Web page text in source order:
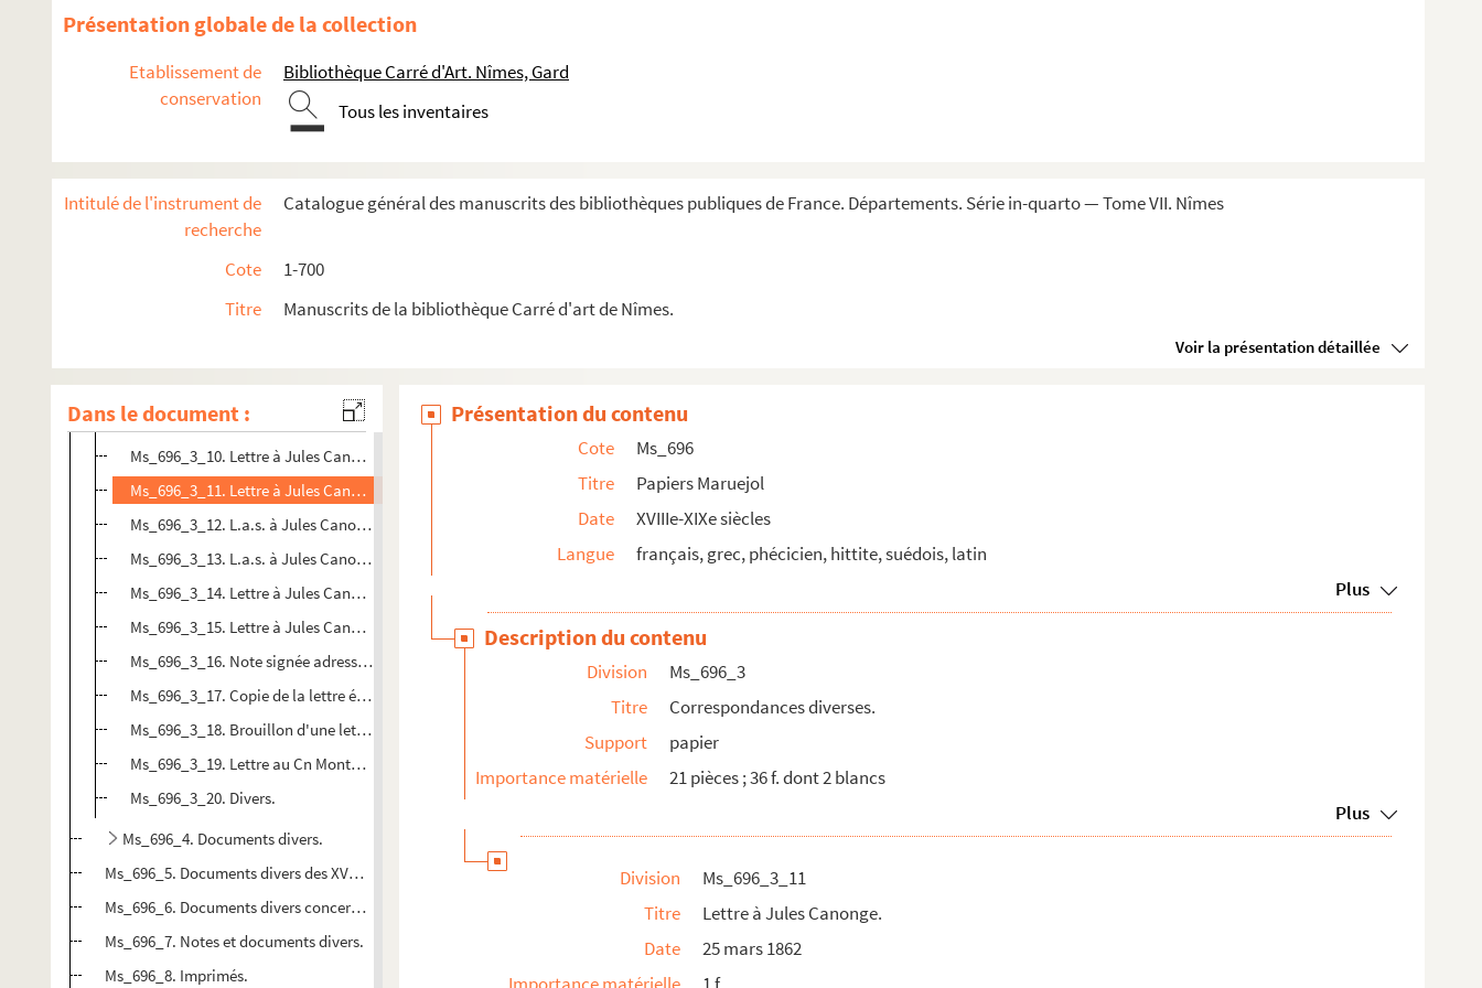
Présentation globale de la collection
Etablissement de
conservation
Bibliothèque Carré d'Art. Nîmes, Gard
Tous les inventaires
Intitulé de l'instrument de
recherche
Catalogue général des manuscrits des bibliothèques publiques de France. Départements. Série in-quarto — Tome VII. Nîmes
Cote
1-700
Titre
Manuscrits de la bibliothèque Carré d'art de Nîmes.
Voir la présentation détaillée
Dans le document :
Ms_696_1. Notes d'épigraphie, recherches étymologiques, copies d'inscriptions.
Ms_696_2. Notes d'épigraphie, notes et documents divers.
Ms_696_3. Correspondances diverses.
Ms_696_3_2. L.a.s. au général d'Albignac.
Ms_696_3_3. L.a.s. à Mr Solimani, Président de la Société de Médecine du Gard.
Ms_696_3_6. L.a.s. au préfet du Gard.
Ms_696_3_8. Lettre à Ma très chère soeur.
Ms_696_3_9. Lettre à Jules Canonge.
Ms_696_3_10. Lettre à Jules Canonge.
Ms_696_3_11. Lettre à Jules Canonge.
Ms_696_3_12. L.a.s. à Jules Canonge.
Ms_696_3_13. L.a.s. à Jules Canonge.
Ms_696_3_14. Lettre à Jules Canonge.
Ms_696_3_15. Lettre à Jules Canonge.
Ms_696_3_16. Note signée adressée à M. Brunet.
Ms_696_3_17. Copie de la lettre écrite par le Ministre de l'intérieur au citoyen Roger Professeur de belles lettr...
Ms_696_3_18. Brouillon d'une lettre adressée au « Juri central » par les professeurs de l'école centrale du Gard.
Ms_696_3_19. Lettre au Cn Montégut membre de l'administration centrale.
Ms_696_3_20. Divers.
Ms_696_4. Documents divers.
Ms_696_5. Documents divers des XVe et XVIe siècles, tous en latin à l'exception d'un texte de 1541 qui est en ...
Ms_696_6. Documents divers concernant principalement Nîmes et l'École Centrale du Gard.
Ms_696_7. Notes et documents divers.
Ms_696_8. Imprimés.
Présentation du contenu
Cote
Ms_696
Titre
Papiers Maruejol
Date
XVIIIe-XIXe siècles
Langue
français, grec, phécicien, hittite, suédois, latin
Plus
Description du contenu
Division
Ms_696_3
Titre
Correspondances diverses.
Support
papier
Importance matérielle
21 pièces ; 36 f. dont 2 blancs
Plus
Division
Ms_696_3_11
Titre
Lettre à Jules Canonge.
Date
25 mars 1862